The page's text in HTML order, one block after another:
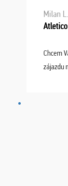
Milan L.
Chcem
zájazdu